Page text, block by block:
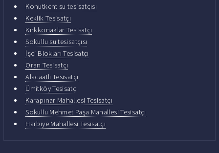
Konutkent su tesisatçısı
Keklik Tesisatçı
Kırkkonaklar Tesisatçı
Sokullu su tesisatçısı
İşçi Blokları Tesisatçı
Oran Tesisatçı
Alacaatlı Tesisatçı
Ümitköy Tesisatçı
Karapınar Mahallesi Tesisatçı
Sokullu Mehmet Paşa Mahallesi Tesisatçı
Harbiye Mahallesi Tesisatçı